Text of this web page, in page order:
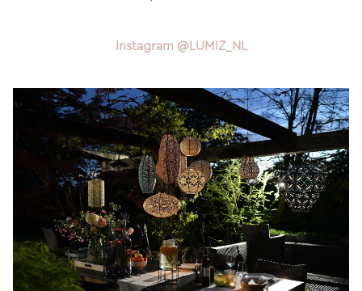
Instagram @LUMIZ_NL